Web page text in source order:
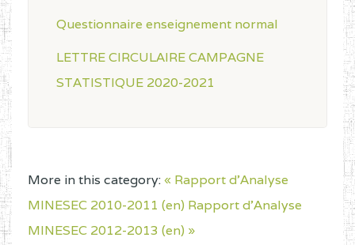
Questionnaire enseignement normal
LETTRE CIRCULAIRE CAMPAGNE
STATISTIQUE 2020-2021
More in this category:« Rapport d'Analyse
MINESEC 2010-2011 (en) Rapport d'Analyse
MINESEC 2012-2013 (en) »